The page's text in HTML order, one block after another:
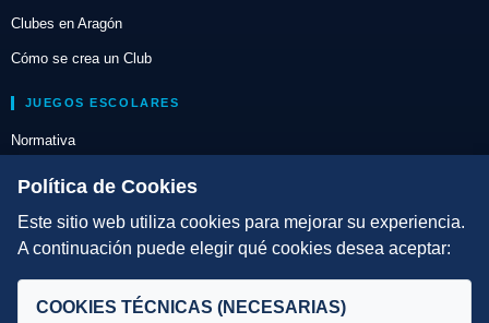
Clubes en Aragón
Cómo se crea un Club
JUEGOS ESCOLARES
Normativa
Escuelas de Triatlón
DIRECCIÓN TÉCNICA
Selecciones
Política de Cookies
Este sitio web utiliza cookies para mejorar su experiencia.
A continuación puede elegir qué cookies desea aceptar:
COOKIES TÉCNICAS (NECESARIAS)